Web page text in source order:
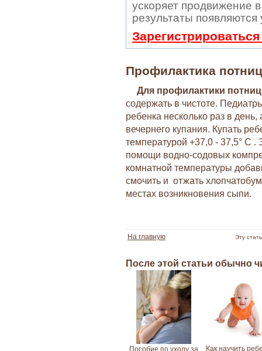
ускоряет продвижение
результаты
Профилактика
Для профилактики
содержать в чистоте.
ребенка несколько раз в
вечернего купания. Купать
температурой +37,0 - 37,5° C
помощи водно-содовых
комнатной температуры
смочить и отжать
местах возникновения сыпи.
На главную Эту
После этой статьи обычно
Пособие по уходу за
Как научить